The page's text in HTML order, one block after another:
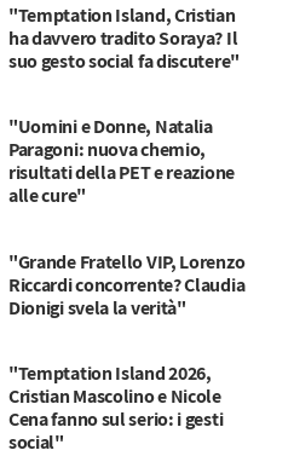
"Temptation Island, Cristian
ha davvero tradito Soraya? Il
suo gesto social fa discutere"
"Uomini e Donne, Natalia
Paragoni: nuova chemio,
risultati della PET e reazione
alle cure"
"Grande Fratello VIP, Lorenzo
Riccardi concorrente? Claudia
Dionigi svela la verità"
"Temptation Island 2026,
Cristian Mascolino e Nicole
Cena fanno sul serio: i gesti
social"